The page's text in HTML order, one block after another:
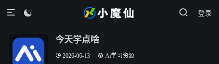
登录

今天学点啥
2026-06-13 Ai学习资源